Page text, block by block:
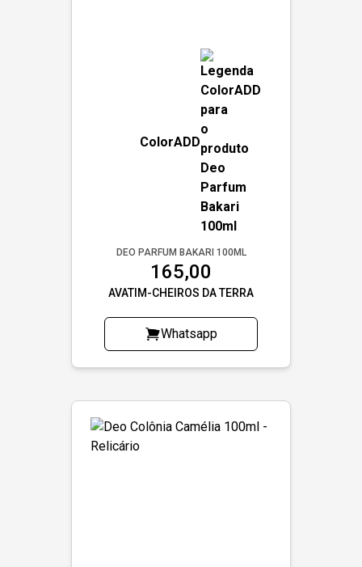
ColorADD
DEO PARFUM BAKARI 100ML
165,00
AVATIM-CHEIROS DA TERRA
Whatsapp